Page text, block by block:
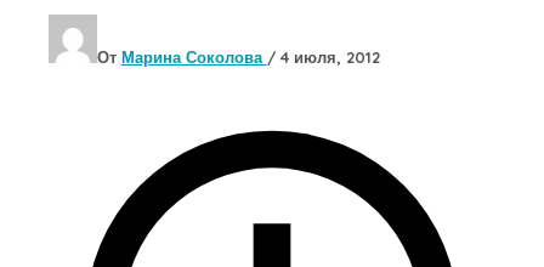
От Марина Соколова / 4 июля, 2012